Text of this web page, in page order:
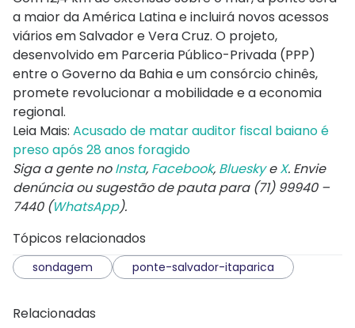
a maior da América Latina e incluirá novos acessos
viários em Salvador e Vera Cruz. O projeto,
desenvolvido em Parceria Público-Privada (PPP)
entre o Governo da Bahia e um consórcio chinês,
promete revolucionar a mobilidade e a economia
regional.
Leia Mais: Acusado de matar auditor fiscal baiano é
preso após 28 anos foragido
Siga a gente noInsta, Facebook, BlueskyeX. Envie
denúncia ou sugestão de pauta para (71) 99940 –
7440 (WhatsApp).
Tópicos relacionados
sondagem ponte-salvador-itaparica
Relacionadas